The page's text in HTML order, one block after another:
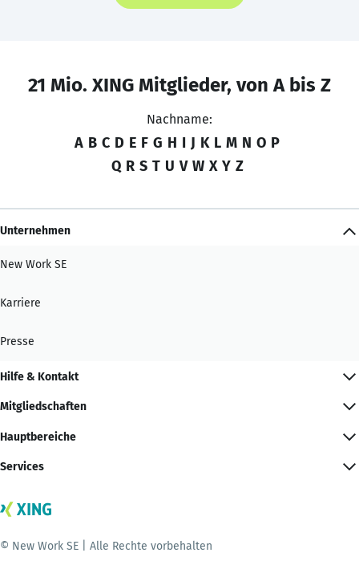
21 Mio. XING Mitglieder, von A bis Z
Nachname:
A B C D E F G H I J K L M N O P
Q R S T U V W X Y Z
Unternehmen
New Work SE
Karriere
Presse
Hilfe & Kontakt
Mitgliedschaften
Hauptbereiche
Services
© New Work SE | Alle Rechte vorbehalten